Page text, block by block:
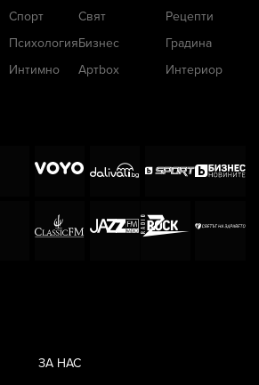
Спорт
Психология
Интимно
Свят
Бизнес
Артbox
Рецепти
Градина
Интериор
ЗА НАС